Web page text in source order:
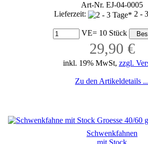
Art-Nr. EJ-04-0005
Lieferzeit:
2 -
VE= 10 Stück
29,90 €
inkl. 19% MwSt, zzgl.
Zu den Artikeldetails ...
Schwenkfahnen
mit Stock